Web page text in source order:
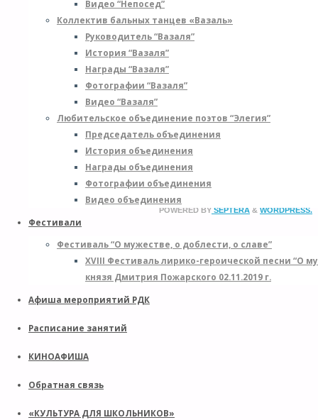
Видео “Непосед”
Коллектив бальных танцев «Вазаль»
Руководитель “Вазаля”
История “Вазаля”
Награды “Вазаля”
Фотографии “Вазаля”
Видео “Вазаля”
Любительское объединение поэтов “Элегия”
Председатель объединения
История объединения
Награды объединения
Фотографии объединения
Видео объединения
Фестивали
Фестиваль “О мужестве, о доблести, о славе”
XVIII Фестиваль лирико-героической песни “О
князя Дмитрия Пожарского 02.11.2019 г.
Афиша мероприятий РДК
Расписание занятий
КИНОАФИША
Обратная связь
«КУЛЬТУРА ДЛЯ ШКОЛЬНИКОВ»
POWERED BY SEPTERA & WORDPRESS.